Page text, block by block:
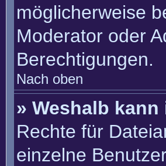
möglicherweise
Moderator oder
Berechtigungen.
Nach oben
» Weshalb
Rechte für
einzelne